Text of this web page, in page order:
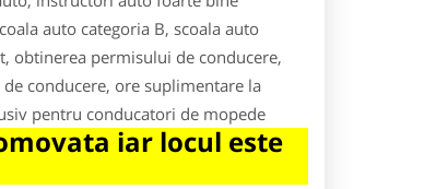
auto categoria B, scoala auto
obtinerea permisului de conducere,
conducere, ore suplimentare la
pentru conducatori de mopede
iar locul este